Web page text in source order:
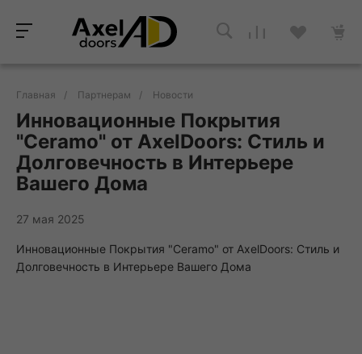
Главная / Партнерам / Новости
Инновационные Покрытия
"Ceramo" от AxelDoors: Стиль и
Долговечность в Интерьере
Вашего Дома
27 мая 2025
Инновационные Покрытия "Ceramo" от AxelDoors: Стиль и
Долговечность в Интерьере Вашего Дома